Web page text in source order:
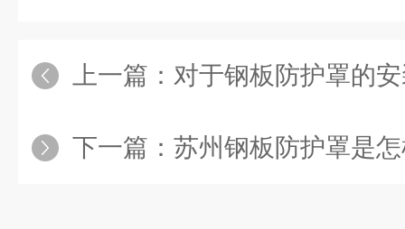
上一篇： 对于钢板防护罩的安装
下一篇： 苏州钢板防护罩是